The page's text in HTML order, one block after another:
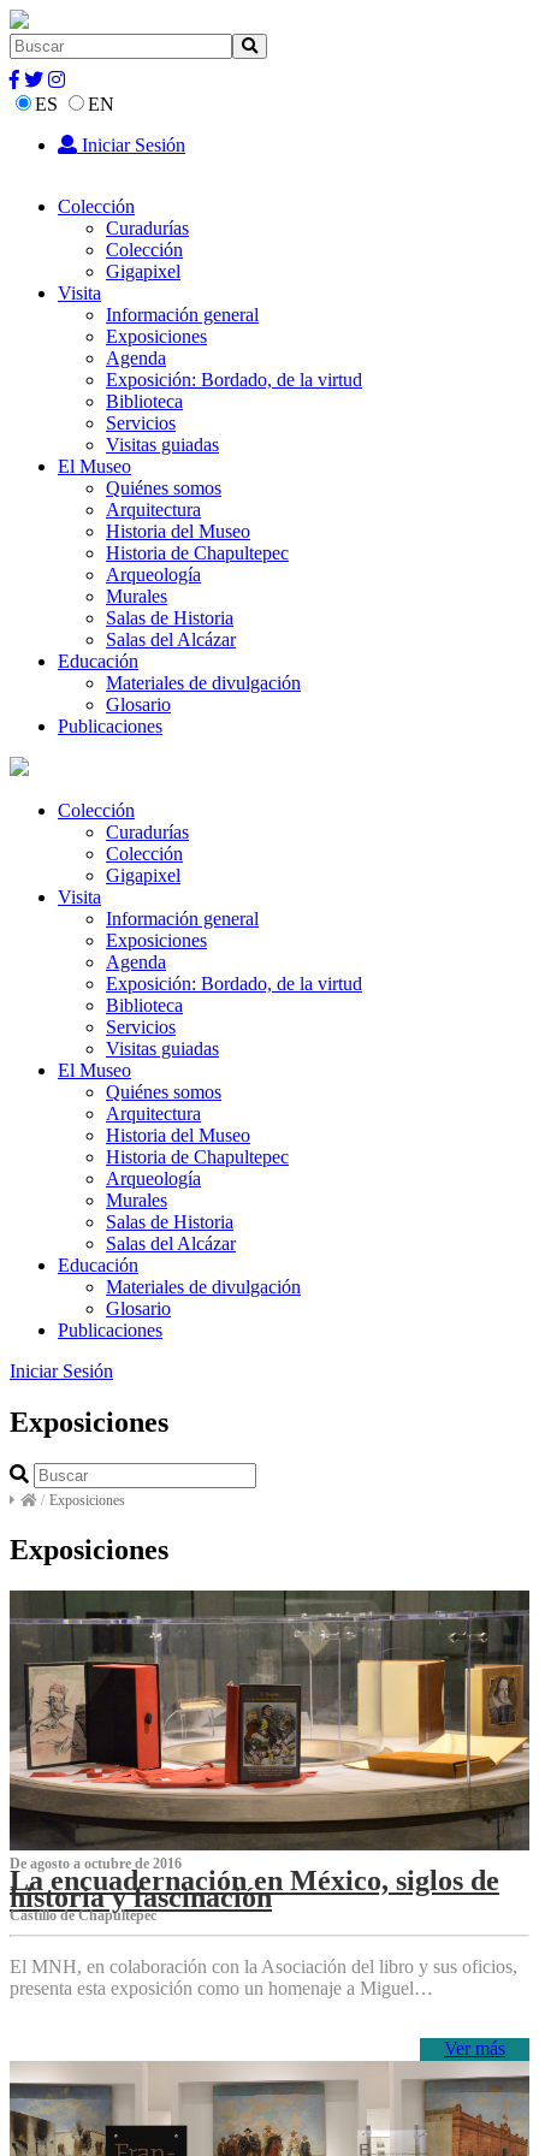
ES
EN
Iniciar Sesión
Colección
Curadurías
Colección
Gigapixel
Visita
Información general
Exposiciones
Agenda
Exposición: Bordado, de la virtud
Biblioteca
Servicios
Visitas guiadas
El Museo
Quiénes somos
Arquitectura
Historia del Museo
Historia de Chapultepec
Arqueología
Murales
Salas de Historia
Salas del Alcázar
Educación
Materiales de divulgación
Glosario
Publicaciones
Colección
Curadurías
Colección
Gigapixel
Visita
Información general
Exposiciones
Agenda
Exposición: Bordado, de la virtud
Biblioteca
Servicios
Visitas guiadas
El Museo
Quiénes somos
Arquitectura
Historia del Museo
Historia de Chapultepec
Arqueología
Murales
Salas de Historia
Salas del Alcázar
Educación
Materiales de divulgación
Glosario
Publicaciones
Iniciar Sesión
Exposiciones
/ Exposiciones
Exposiciones
De agosto a octubre de 2016
La encuadernación en México, siglos de
historia y fascinación
Castillo de Chapultepec
El MNH, en colaboración con la Asociación del libro y sus oficios,
presenta esta exposición como un homenaje a Miguel…
Ver más